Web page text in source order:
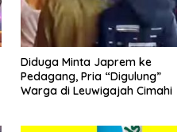
Diduga Minta Japrem ke
Pedagang, Pria “Digulung”
Warga di Leuwigajah Cimahi